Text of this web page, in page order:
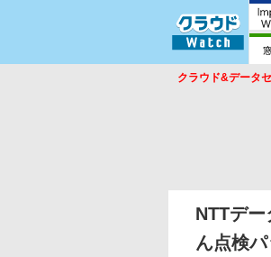
クラウド&データ
NTTデ
ん点検パ